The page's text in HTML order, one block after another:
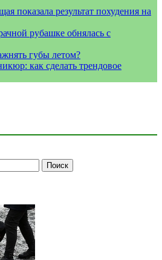
показала результат похудения на
рубашке обнялась с
губы летом?
как сделать трендовое